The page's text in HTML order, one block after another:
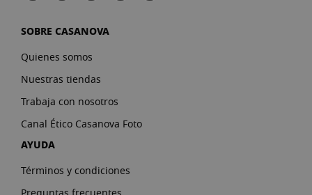
SOBRE CASANOVA
Quienes somos
Nuestras tiendas
Trabaja con nosotros
Canal Ético Casanova Foto
AYUDA
Términos y condiciones